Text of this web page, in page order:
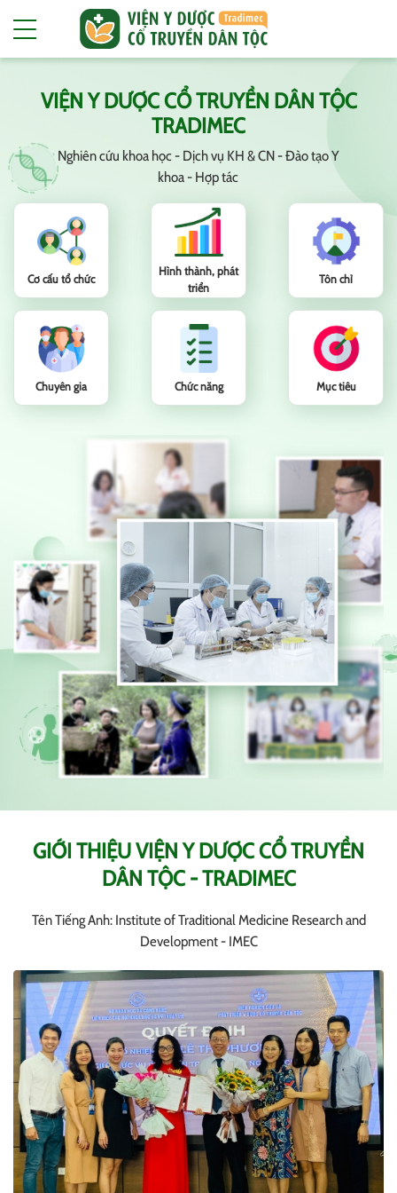
VIỆN Y DƯỢC CỔ TRUYỀN DÂN TỘC
TRADIMEC
Nghiên cứu khoa học - Dịch vụ KH & CN - Đào tạo Y
khoa - Hợp tác
Cơ cấu tổ chức
Hình thành, phát
triển
Tôn chỉ
Chuyên gia Chức năng Mục tiêu
GIỚI THIỆU VIỆN Y DƯỢC CỔ TRUYỀN
DÂN TỘC - TRADIMEC
Tên Tiếng Anh: Institute of Traditional Medicine Research and
Development - IMEC